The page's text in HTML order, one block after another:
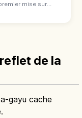
mise sur
yukata,
de la
gayu cache